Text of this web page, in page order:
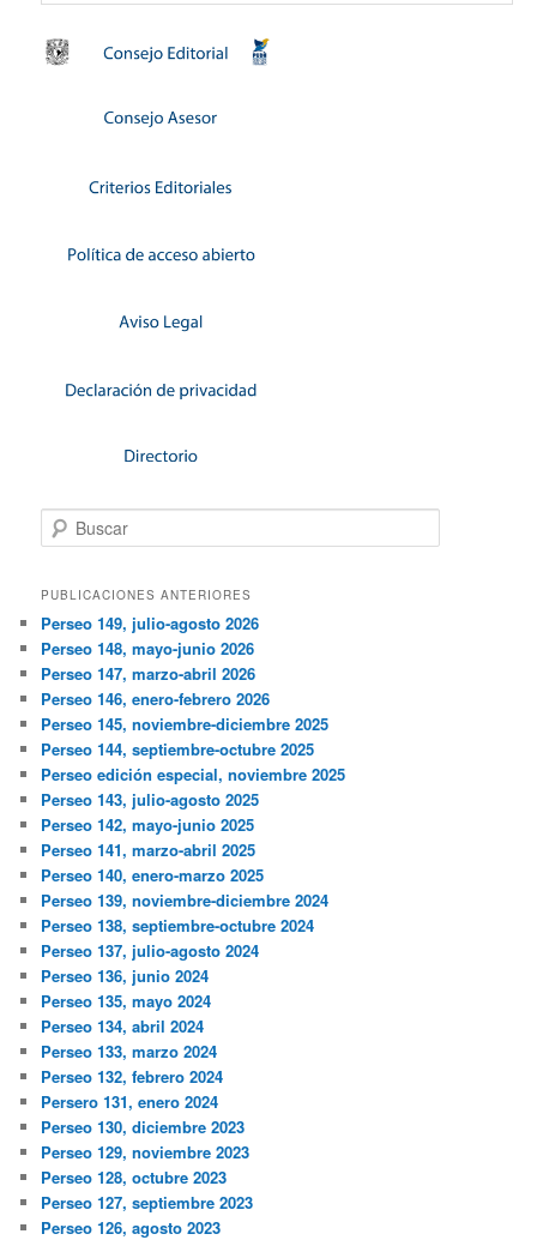
Buscar
PUBLICACIONES ANTERIORES
Perseo 149, julio-agosto 2026
Perseo 148, mayo-junio 2026
Perseo 147, marzo-abril 2026
Perseo 146, enero-febrero 2026
Perseo 145, noviembre-diciembre 2025
Perseo 144, septiembre-octubre 2025
Perseo edición especial, noviembre 2025
Perseo 143, julio-agosto 2025
Perseo 142, mayo-junio 2025
Perseo 141, marzo-abril 2025
Perseo 140, enero-marzo 2025
Perseo 139, noviembre-diciembre 2024
Perseo 138, septiembre-octubre 2024
Perseo 137, julio-agosto 2024
Perseo 136, junio 2024
Perseo 135, mayo 2024
Perseo 134, abril 2024
Perseo 133, marzo 2024
Perseo 132, febrero 2024
Persero 131, enero 2024
Perseo 130, diciembre 2023
Perseo 129, noviembre 2023
Perseo 128, octubre 2023
Perseo 127, septiembre 2023
Perseo 126, agosto 2023